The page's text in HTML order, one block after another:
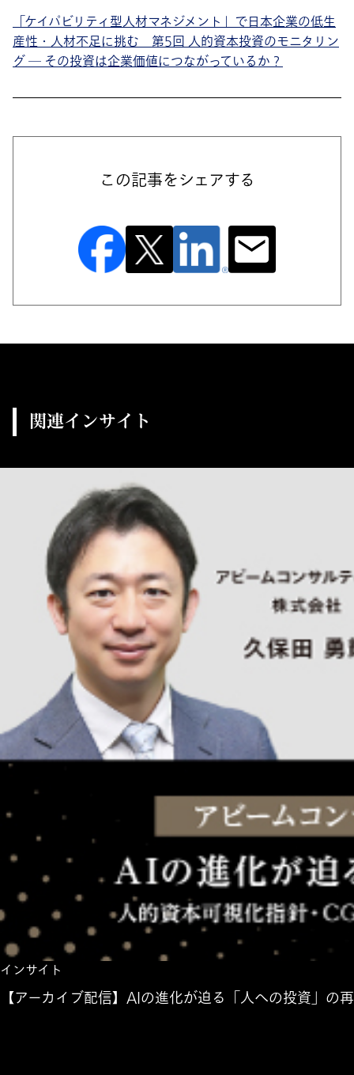
「ケイパビリティ型人材マネジメント」で日本企業の低生
産性・人材不足に挑む 第5回 人的資本投資のモニタリン
グ ― その投資は企業価値につながっているか？
この記事をシェアする
関連インサイト
インサイト
【アーカイブ配信】AIの進化が迫る「人への投資」